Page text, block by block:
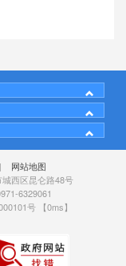
网站地图
西区昆仑路48号
6329061
号【0ms】